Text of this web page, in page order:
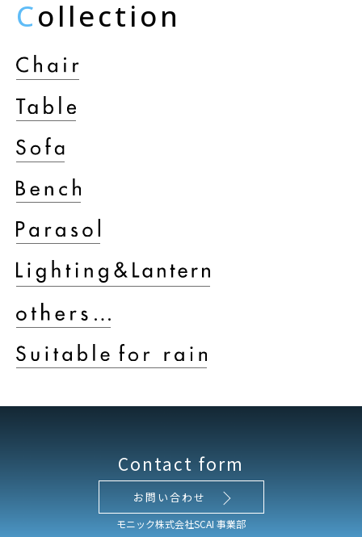
Collection
Contact form
お問い合わせ
モニック株式会社SCAI 事業部